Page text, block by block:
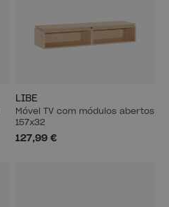
LIBE
Móvel TV com módulos abertos
157x32
127,99 €